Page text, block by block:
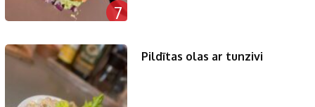
7
Pildītas olas ar tunzivi